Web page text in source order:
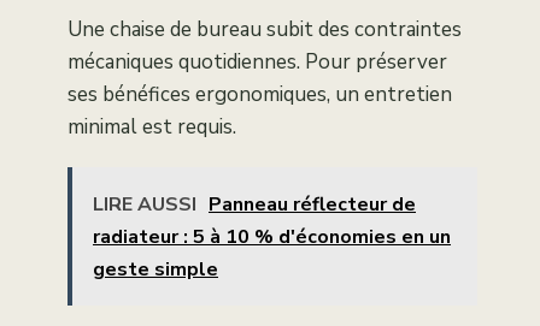
Une chaise de bureau subit des contraintes
mécaniques quotidiennes. Pour préserver
ses bénéfices ergonomiques, un entretien
minimal est requis.
LIRE AUSSI Panneau réflecteur de
radiateur : 5 à 10 % d'économies en un
geste simple